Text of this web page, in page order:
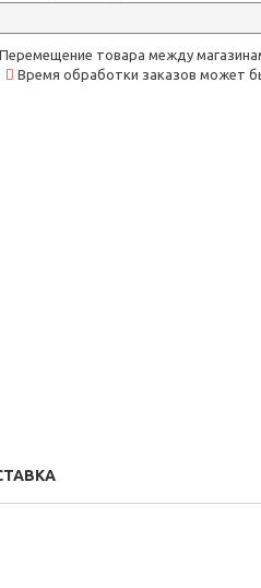
Перемещение товара между
Время обработки заказов может